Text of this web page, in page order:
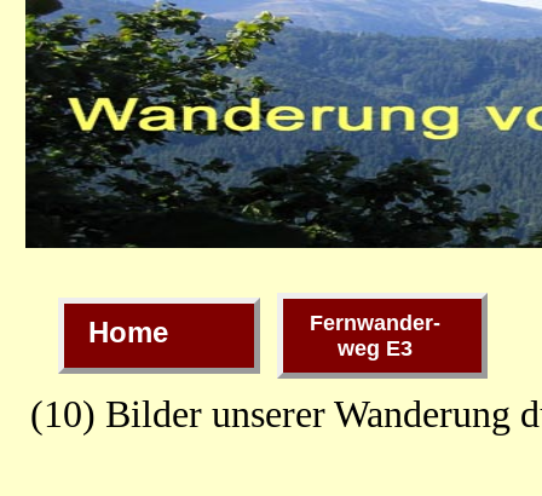
Home
Fernwander-
weg E3
(10) Bilder unserer Wanderung